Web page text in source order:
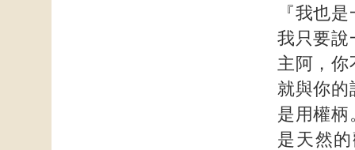
『我也
我只要說
主阿，你
就與你的
是用權柄
是天然